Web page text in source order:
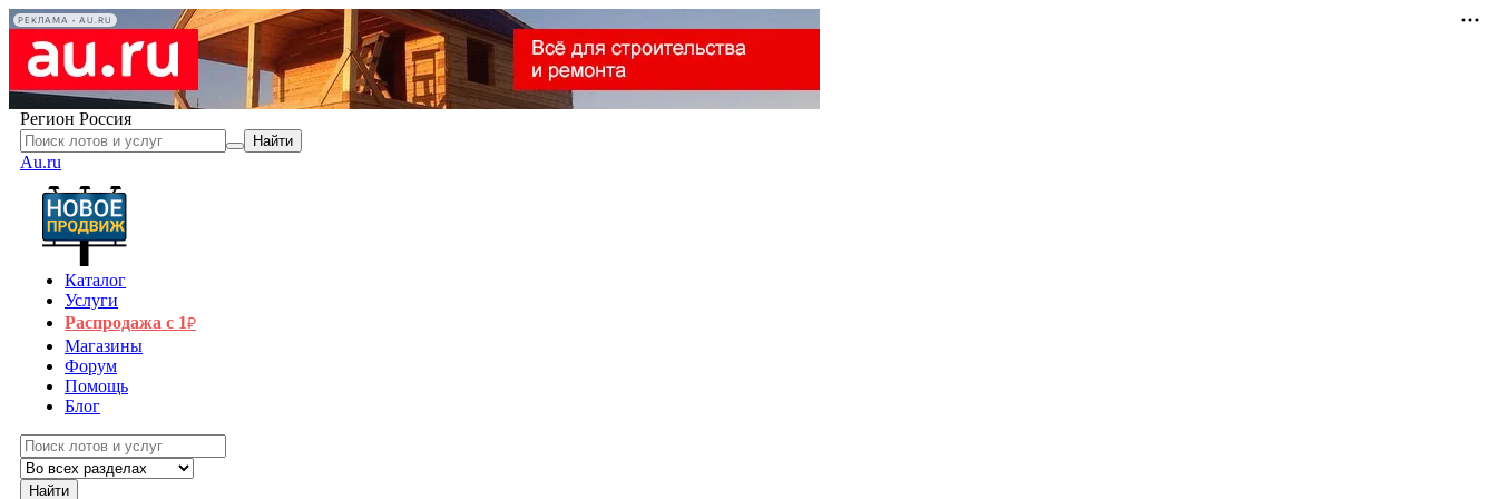
РЕКЛАМА • AU.RU
Регион Россия
Найти
Au.ru
Каталог
Услуги
Распродажа с 1₽
Магазины
Форум
Помощь
Блог
Найти